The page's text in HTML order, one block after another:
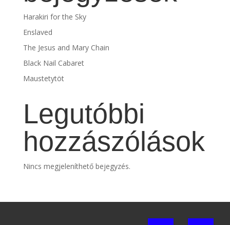
Harakiri for the Sky
Enslaved
The Jesus and Mary Chain
Black Nail Cabaret
Maustetytöt
Legutóbbi
hozzászólások
Nincs megjeleníthető bejegyzés.